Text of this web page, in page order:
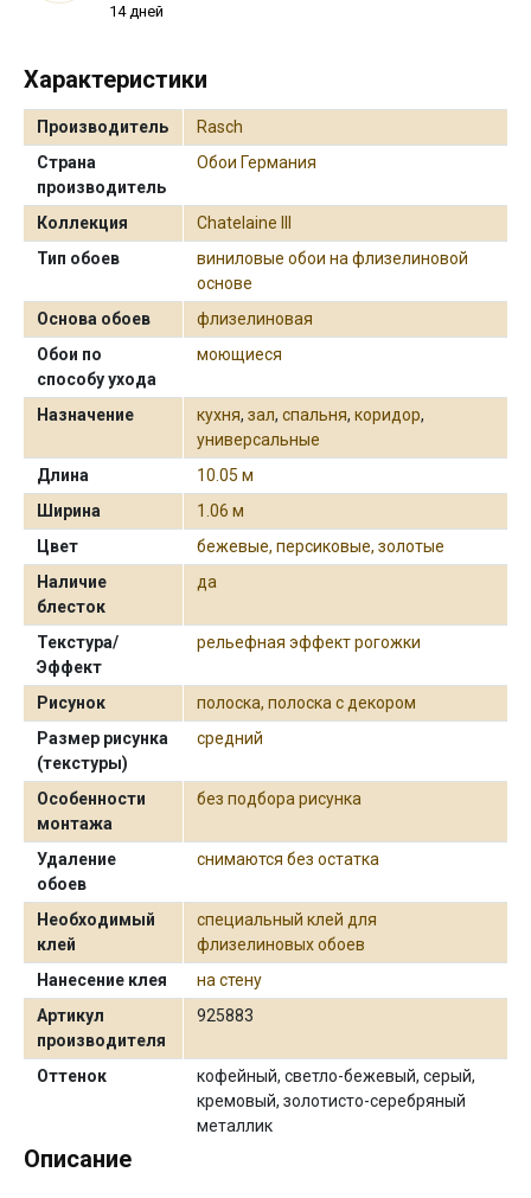
14 дней
Характеристики
Производитель
Rasch
Страна
производитель
Обои Германия
Коллекция
Chatelaine III
Тип обоев
виниловые обои на флизелиновой
основе
Основа обоев
флизелиновая
Обои по
способу ухода
моющиеся
Назначение кухня,зал,спальня,коридор,
универсальные
Длина
10.05 м
Ширина
1.06 м
Цвет
бежевые, персиковые, золотые
Наличие
блесток
да
Текстура/
Эффект
рельефная эффект рогожки
Рисунок
полоска, полоска с декором
Размер рисунка
(текстуры)
средний
Особенности
монтажа
без подбора рисунка
Удаление
обоев
снимаются без остатка
Необходимый
клей
специальный клей для
флизелиновых обоев
Нанесение клея
на стену
Артикул
производителя
925883
Оттенок
кофейный, светло-бежевый, серый,
кремовый, золотисто-серебряный
металлик
Описание